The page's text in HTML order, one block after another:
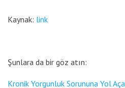
Kaynak: link
Şunlara da bir göz atın:
Kronik Yorgunluk Sorununa Yol